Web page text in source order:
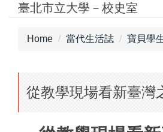
Jump
臺北市立大學－校史室
Home 當代生活誌 寶貝學
從教學現場看新臺灣